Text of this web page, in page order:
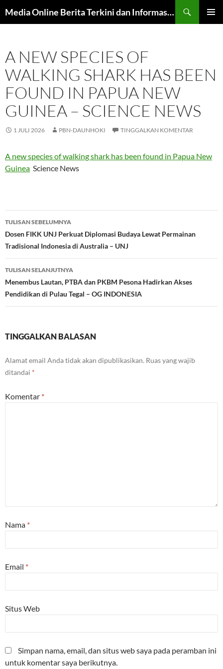
ke
Media Online Berita Terkini dan Informasi Harian
A NEW SPECIES OF
WALKING SHARK HAS BEEN
FOUND IN PAPUA NEW
GUINEA – SCIENCE NEWS
1 JULI 2026 PBN-DAUNHOKI TINGGALKAN KOMENTAR
A new species of walking shark has been found in Papua New
Guinea Science News
Navigasi
Tulisan
TULISAN SEBELUMNYA
Dosen FIKK UNJ Perkuat Diplomasi Budaya Lewat Permainan
Tradisional Indonesia di Australia – UNJ
TULISAN SELANJUTNYA
Menembus Lautan, PTBA dan PKBM Pesona Hadirkan Akses
Pendidikan di Pulau Tegal – OG INDONESIA
TINGGALKAN BALASAN
Alamat email Anda tidak akan dipublikasikan. Ruas yang wajib
ditandai *
Komentar *
Nama *
Email *
Situs Web
Simpan nama, email, dan situs web saya pada peramban ini
untuk komentar saya berikutnya.